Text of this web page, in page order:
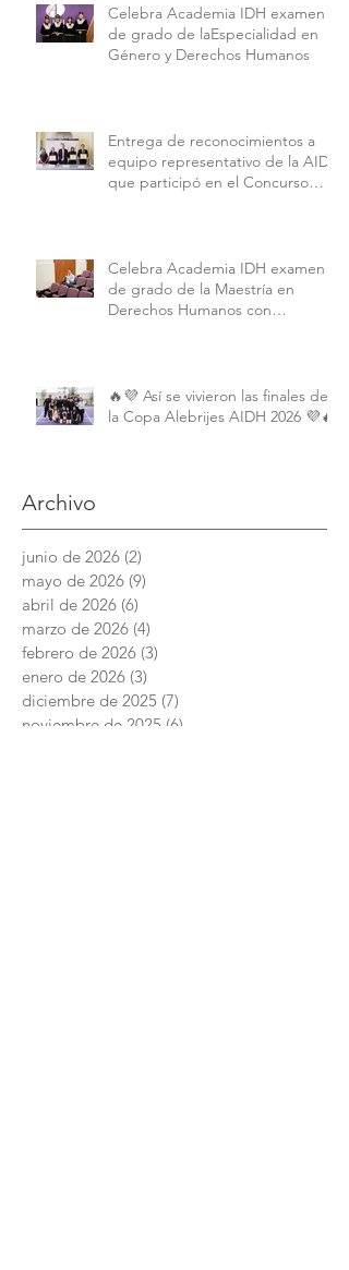
Celebra Academia IDH examen
de grado de laEspecialidad en
Género y Derechos Humanos
Entrega de reconocimientos a
equipo representativo de la AIDH
que participó en el Concurso
Celebra Academia IDH examen
de grado de la Maestría en
Derechos Humanos con
🔥💜 Así se vivieron las finales de
la Copa Alebrijes AIDH 2026 💜🔥
Archivo
junio de 2026 (2)
mayo de 2026 (9)
abril de 2026 (6)
marzo de 2026 (4)
febrero de 2026 (3)
enero de 2026 (3)
diciembre de 2025 (7)
noviembre de 2025 (6)